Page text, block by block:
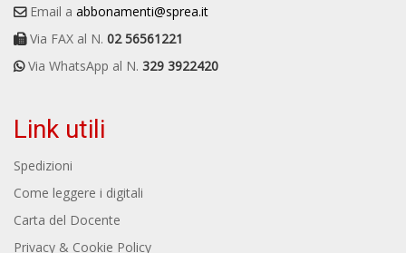
Email a abbonamenti@sprea.it
Via FAX al N. 02 56561221
Via WhatsApp al N. 329 3922420
Link utili
Spedizioni
Come leggere i digitali
Carta del Docente
Privacy & Cookie Policy